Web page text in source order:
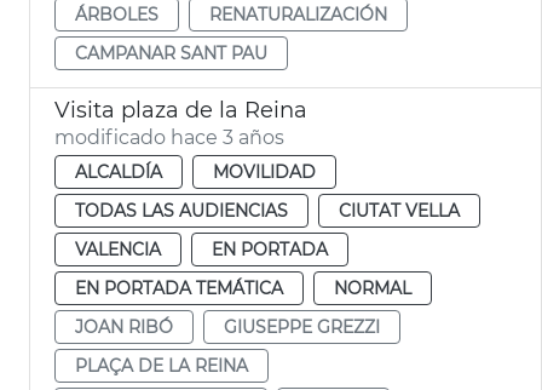
ÁRBOLES
RENATURALIZACIÓN
CAMPANAR SANT PAU
Visita plaza de la Reina
modificado hace 3 años
ALCALDÍA
MOVILIDAD
TODAS LAS AUDIENCIAS
CIUTAT VELLA
VALENCIA
EN PORTADA
EN PORTADA TEMÁTICA
NORMAL
JOAN RIBÓ
GIUSEPPE GREZZI
PLAÇA DE LA REINA